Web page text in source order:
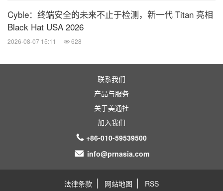
Cyble：终端安全的未来不止于检测，新一代 Titan 亮相
Black Hat USA 2026
2026-08-07 15:11 628
联系我们
产品与服务
关于美通社
加入我们
+86-010-59539500
info@prnasia.com
法律条款 网站地图 RSS